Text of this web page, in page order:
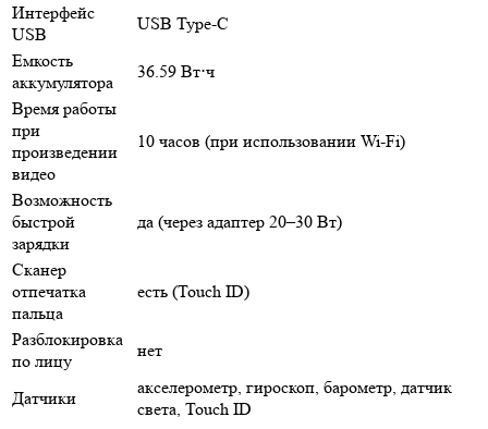
Интерфейс
USB
USB Type-C
Емкость
аккумулятора
36.59 Вт⋅ч
Время работы
при
произведении
видео
10 часов (при использовании Wi-Fi)
Возможность
быстрой
зарядки
да (через адаптер 20–30 Вт)
Сканер
отпечатка
пальца
есть (Touch ID)
Разблокировка
по лицу
нет
Датчики
акселерометр, гироскоп, барометр, датчик
света, Touch ID